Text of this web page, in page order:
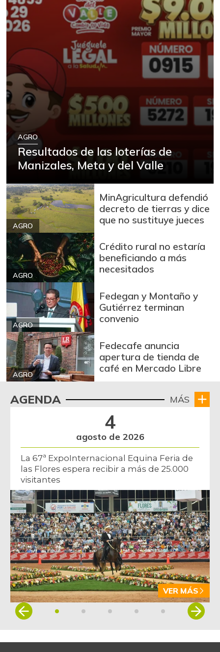
AGRO
Resultados de las loterías de
Manizales, Meta y del Valle
AGRO
MinAgricultura defendió
decreto de tierras y dice
que no sustituye jueces
AGRO
Crédito rural no estaría
beneficiando a más
necesitados
AGRO
Fedegan y Montaño y
Gutiérrez terminan
convenio
AGRO
Fedecafe anuncia
apertura de tienda de
café en Mercado Libre
AGENDA MÁS
4
agosto de 2026
La 67ª ExpoInternacional Equina Feria de
las Flores espera recibir a más de 25.000
visitantes
VER MÁS
Item
5